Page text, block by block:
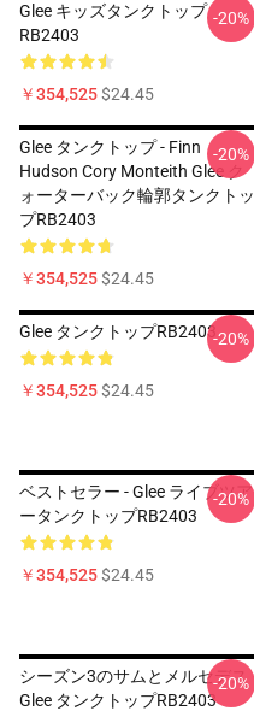
Glee キッズタンクトップ
RB2403
￥354,525$24.45
-20%
Glee タンクトップ - Finn
Hudson Cory Monteith Glee ク
ォーターバック輪郭タンクトッ
プRB2403
￥354,525$24.45
-20%
Glee タンクトップRB2403
￥354,525$24.45
-20%
ベストセラー - Glee ライブツア
ータンクトップRB2403
￥354,525$24.45
-20%
シーズン3のサムとメルセデス
Glee タンクトップRB2403
-20%